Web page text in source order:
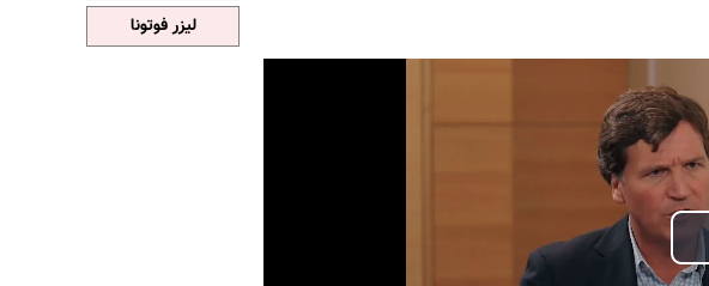
لیزر فوتونا